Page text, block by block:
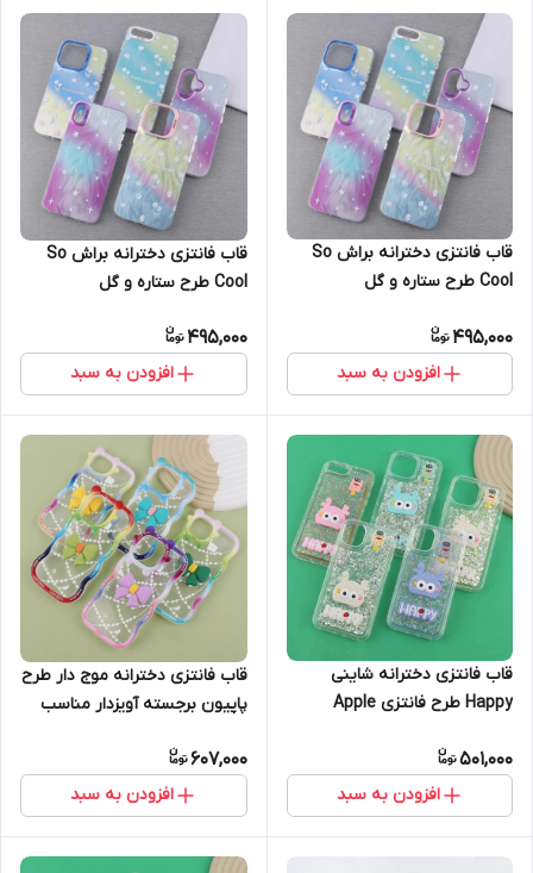
قاب فانتزی دخترانه براش So
Cool طرح ستاره و گل
495,000
افزودن به سبد
قاب فانتزی دخترانه براش So
Cool طرح ستاره و گل
495,000
افزودن به سبد
قاب فانتزی دخترانه شاینی
Happy طرح فانتزی Apple
501,000
افزودن به سبد
قاب فانتزی دخترانه موج دار طرح
پاپیون برجسته آویزدار مناسب
607,000
افزودن به سبد